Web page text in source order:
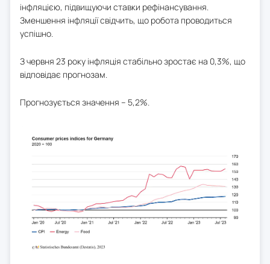
інфляцією, підвищуючи ставки рефінансування.
Зменшення інфляції свідчить, що робота проводиться
успішно.
З червня 23 року інфляція стабільно зростає на 0,3%, що
відповідає прогнозам.
Прогнозується значення – 5,2%.